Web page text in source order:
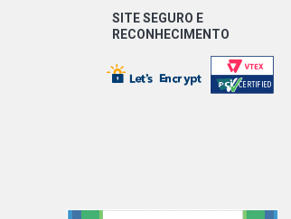
SITE SEGURO E
RECONHECIMENTO